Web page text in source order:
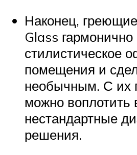
Наконец,
Glass
стилистическое
помещения и
необычным. С
можно воплотить
нестандартные
решения.